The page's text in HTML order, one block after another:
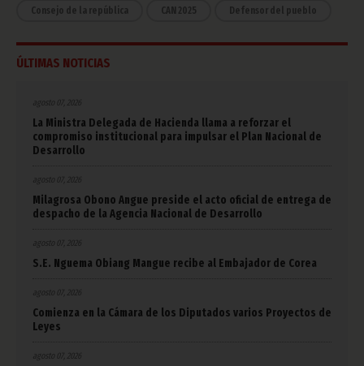
Consejo de la república CAN 2025 Defensor del pueblo
ÚLTIMAS NOTICIAS
agosto 07, 2026
La Ministra Delegada de Hacienda llama a reforzar el
compromiso institucional para impulsar el Plan Nacional de
Desarrollo
agosto 07, 2026
Milagrosa Obono Angue preside el acto oficial de entrega de
despacho de la Agencia Nacional de Desarrollo
agosto 07, 2026
S.E. Nguema Obiang Mangue recibe al Embajador de Corea
agosto 07, 2026
Comienza en la Cámara de los Diputados varios Proyectos de
Leyes
agosto 07, 2026